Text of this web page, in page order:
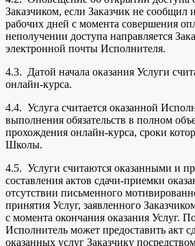
Заказчиком, если Заказчик не сообщил
рабочих дней с момента совершения
неполучении доступа направляется
электронной почты Исполнителя.
4.3. Датой начала оказания Услуги
онлайн-курса.
4.4. Услуга считается оказанной
выполнения обязательств в полном
прохождения онлайн-курса, сроки
Школы.
4.5. Услуги считаются оказанными и
составления актов сдачи-приемки
отсутствии письменного
принятия Услуг, заявленного
с момента окончания оказания Услуг.
Исполнитель может предоставить акт
оказанных услуг Заказчику